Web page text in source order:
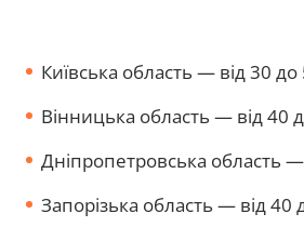
Київська область — від 30 до
Вінницька область — від 40
Дніпропетровська область
Запорізька область — від 40